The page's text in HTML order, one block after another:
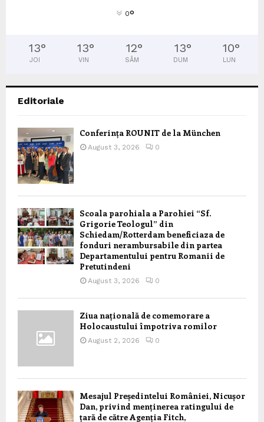
0°
13°
JOI
13°
VIN
12°
SÂM
13°
DUM
10°
LUN
Editoriale
Conferința ROUNIT de la München
August 3, 2026 0
Scoala parohiala a Parohiei “Sf.
Grigorie Teologul” din
Schiedam/Rotterdam beneficiaza de
fonduri nerambursabile din partea
Departamentului pentru Romanii de
Pretutindeni
August 3, 2026 0
Ziua națională de comemorare a
Holocaustului împotriva romilor
August 2, 2026 0
Mesajul Președintelui României, Nicușor
Dan, privind menținerea ratingului de
țară de către Agenția Fitch,